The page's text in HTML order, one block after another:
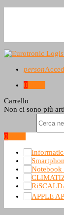
person
0
Carrello
Non ci sono più
0